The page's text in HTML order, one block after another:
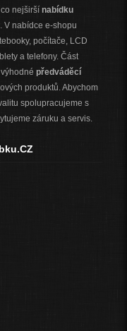
nejširší nabídku
. V nabídce e-shopu
počítače, LCD
a telefony. Část
předváděcí
produktů. Abychom
spolupracujeme s
záruku a servis.